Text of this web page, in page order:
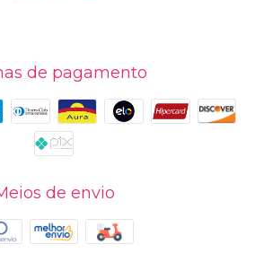
de pagamento
de envio